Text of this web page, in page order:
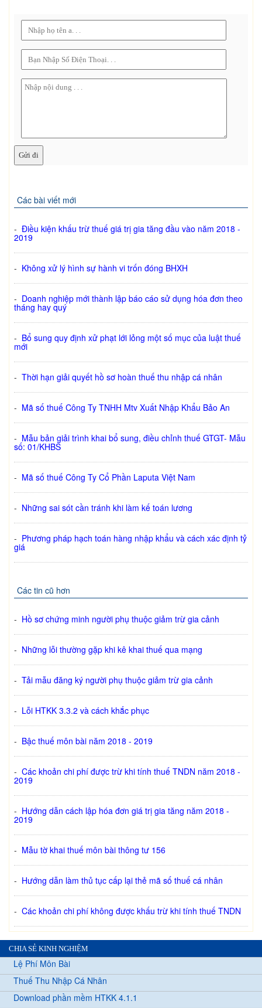
Các bài viết mới
- Điều kiện khấu trừ thuế giá trị gia tăng đầu vào năm 2018 -
2019
- Không xử lý hình sự hành vi trốn đóng BHXH
- Doanh nghiệp mới thành lập báo cáo sử dụng hóa đơn theo
tháng hay quý
- Bổ sung quy định xử phạt lới lỏng một số mục của luật thuế
mới
- Thời hạn giải quyết hồ sơ hoàn thuế thu nhập cá nhân
- Mã số thuế Công Ty TNHH Mtv Xuất Nhập Khẩu Bảo An
- Mẫu bản giải trình khai bổ sung, điều chỉnh thuế GTGT- Mẫu
số: 01/KHBS
- Mã số thuế Công Ty Cổ Phần Laputa Việt Nam
- Những sai sót cần tránh khi làm kế toán lương
- Phương pháp hạch toán hàng nhập khẩu và cách xác định tỷ
giá
Các tin cũ hơn
- Hồ sơ chứng minh người phụ thuộc giảm trừ gia cảnh
- Những lỗi thường gặp khi kê khai thuế qua mạng
- Tải mẫu đăng ký người phụ thuộc giảm trừ gia cảnh
- Lỗi HTKK 3.3.2 và cách khắc phục
- Bậc thuế môn bài năm 2018 - 2019
- Các khoản chi phí được trừ khi tính thuế TNDN năm 2018 -
2019
- Hướng dẫn cách lập hóa đơn giá trị gia tăng năm 2018 -
2019
- Mẫu tờ khai thuế môn bài thông tư 156
- Hướng dẫn làm thủ tục cấp lại thẻ mã số thuế cá nhân
- Các khoản chi phí không được khấu trừ khi tính thuế TNDN
CHIA SẺ KINH NGHIỆM
Lệ Phí Môn Bài
Thuế Thu Nhập Cá Nhân
Download phần mềm HTKK 4.1.1